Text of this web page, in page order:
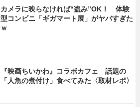
カメラに映らなければ“盗み”OK！ 体験
型コンビニ「ギガマート展」がヤバすぎた
ｗ
『映画ちいかわ』コラボカフェ 話題の
「人魚の煮付け」食べてみた〈取材レポ〉